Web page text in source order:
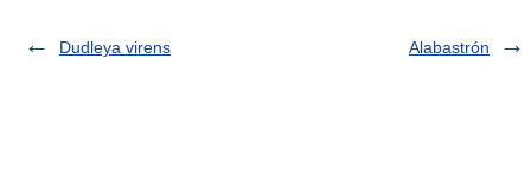
Dudleya virens Alabastrón